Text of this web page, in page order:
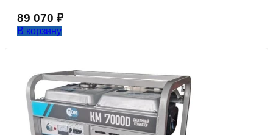
89 070 ₽
В корзину